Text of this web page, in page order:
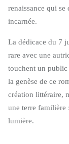
renaissance qui se
incarnée.
La dédicace du 7
rare avec une
touchent un public
la genèse de ce
création littéraire,
une terre familière
lumière.